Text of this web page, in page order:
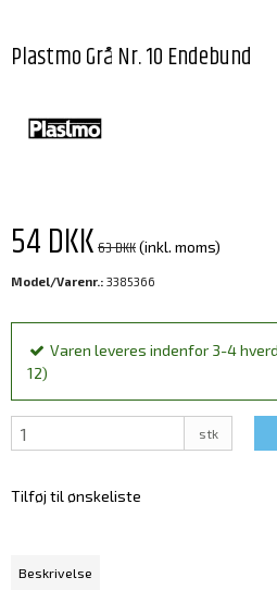
Plastmo Grå Nr. 10 Endebund
54 DKK63 DKK(inkl. moms)
Model/Varenr.: 3385366
Varen leveres indenfor 3-4
12)
stk
Tilføj til ønskeliste
Beskrivelse